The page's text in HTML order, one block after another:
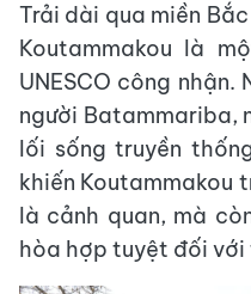
Trải dài qua miền
Koutammakou là
UNESCO công
người Batammariba,
lối sống truyền
khiến Koutammakou
là cảnh quan, mà
hòa hợp tuyệt đối với